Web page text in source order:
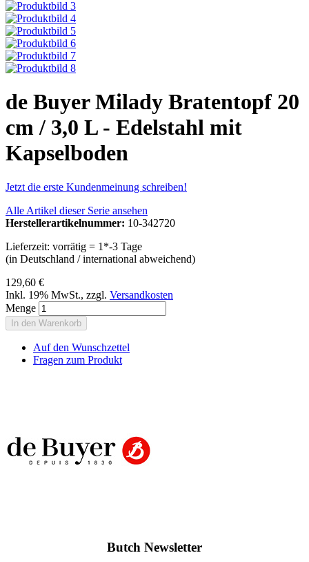
de Buyer Milady Bratentopf 20
cm / 3,0 L - Edelstahl mit
Kapselboden
Jetzt die erste Kundenmeinung schreiben!
Alle Artikel dieser Serie ansehen
Herstellerartikelnummer: 10-342720
Lieferzeit: vorrätig = 1*-3 Tage
(in Deutschland / international abweichend)
129,60 €
Inkl. 19% MwSt., zzgl. Versandkosten
Menge
In den Warenkorb
Auf den Wunschzettel
Fragen zum Produkt
Butch Newsletter